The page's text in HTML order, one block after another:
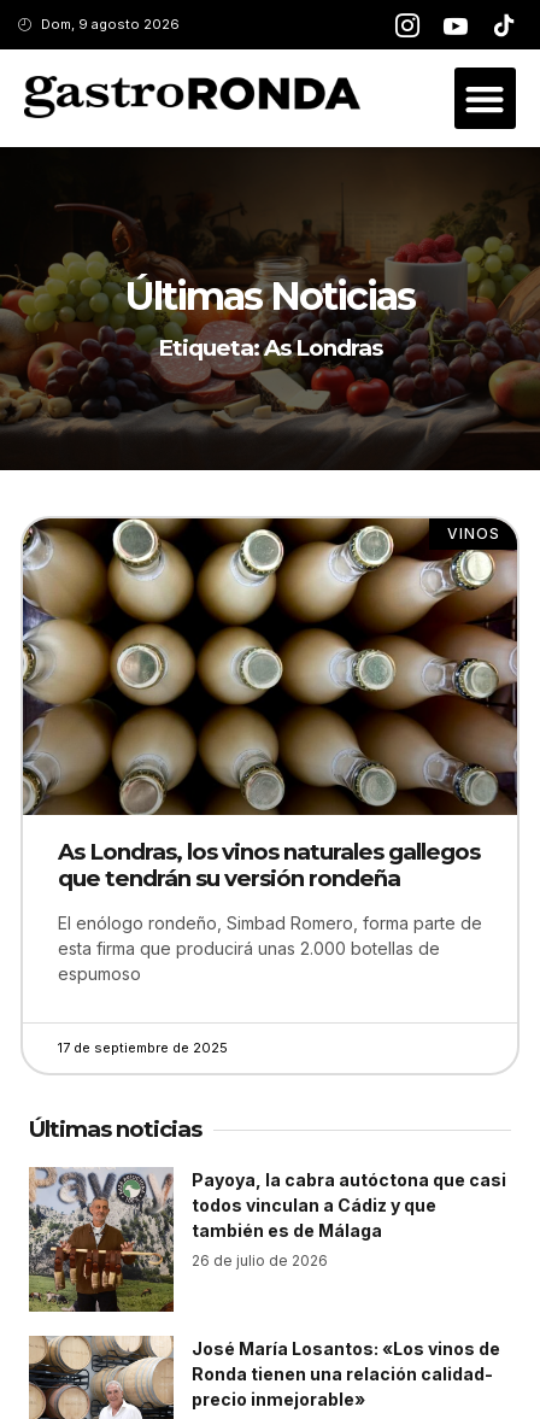
Dom, 9 agosto 2026
Últimas Noticias
Etiqueta: As Londras
VINOS
As Londras, los vinos naturales gallegos
que tendrán su versión rondeña
El enólogo rondeño, Simbad Romero, forma parte de
esta firma que producirá unas 2.000 botellas de
espumoso
17 de septiembre de 2025
Últimas noticias
Payoya, la cabra autóctona que casi
todos vinculan a Cádiz y que
también es de Málaga
26 de julio de 2026
José María Losantos: «Los vinos de
Ronda tienen una relación calidad-
precio inmejorable»